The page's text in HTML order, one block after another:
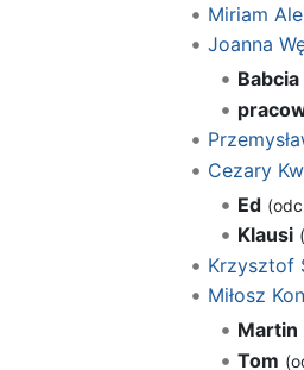
Miriam
Joanna
Cezary
Ed
Klausi
Krzysztof
Miłosz
Martin
Tom